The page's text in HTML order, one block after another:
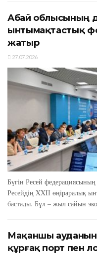
Абай облысының
ынтымақтастық
жатыр
27.07.2026
Бүгін Ресей
Ресейдің XXIІ өңіраралық
бастады. Бұл – жыл сайын
Мақаншы
құрғақ порт пен